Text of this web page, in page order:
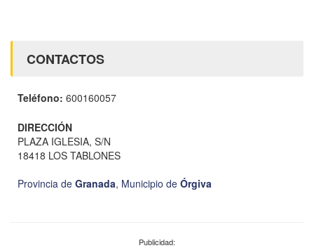
CONTACTOS
Teléfono: 600160057
DIRECCIÓN
PLAZA IGLESIA, S/N
18418 LOS TABLONES
Provincia de Granada, Municipio de Órgiva
Publicidad: